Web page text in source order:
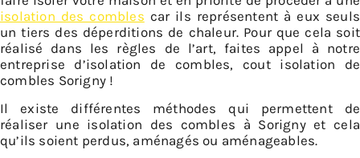
isolation des combles car ils représentent à eux seuls
un tiers des déperditions de chaleur. Pour que cela soit
réalisé dans les règles de l’art, faites appel à notre
entreprise d’isolation de combles, cout isolation de
combles Sorigny !
Il existe différentes méthodes qui permettent de
réaliser une isolation des combles à Sorigny et cela
qu’ils soient perdus, aménagés ou aménageables.